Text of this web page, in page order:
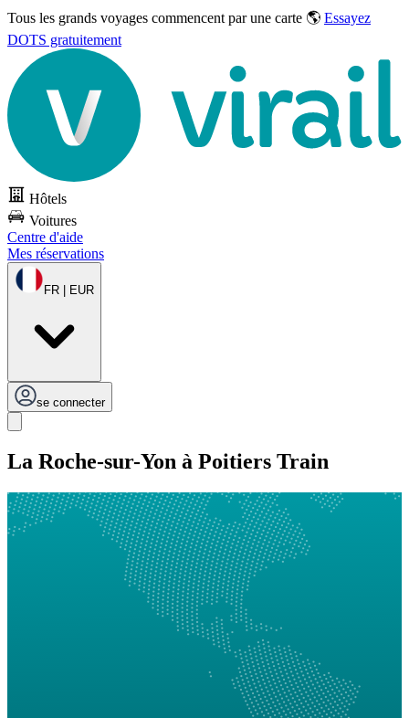
Tous les grands voyages commencent par une carte 🌎 Essayez
DOTS gratuitement
Hôtels
Voitures
Centre d'aide
Mes réservations
FR | EUR
se connecter
La Roche-sur-Yon à Poitiers Train